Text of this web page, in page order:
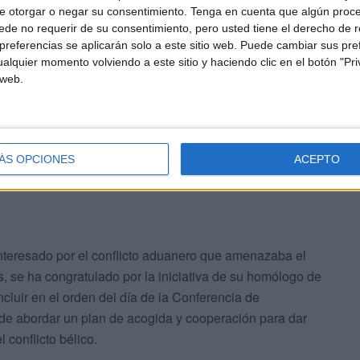
otorgar o negar su consentimiento. Tenga en cuenta que algún
no requerir de su consentimiento, pero usted tiene el derecho de
se aplicarán solo a este sitio web. Puede cambiar sus
momento volviendo a este sitio y haciendo clic en el botón
OPCIONES ACEPTO
en Ceuta, advirtió ayer que “nadie puede
ciudad se ha puesto en contacto con el Gobierno de
para emplear cuanto medio esté en nuestro alcance.
permanecer ajena. Lo he dicho muchas veces,
de la fraternidad y también es la de la solidaridad”,
por el conflicto aduanero que amenazaba el
se ha congratulado por la iniciativa de su homólogo de
en el orden del día de la Conferencia de
abordar un plan de acogida y cooperación para dar
conflicto bélico.